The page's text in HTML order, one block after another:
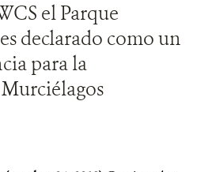
el Parque
declarado como un
para la